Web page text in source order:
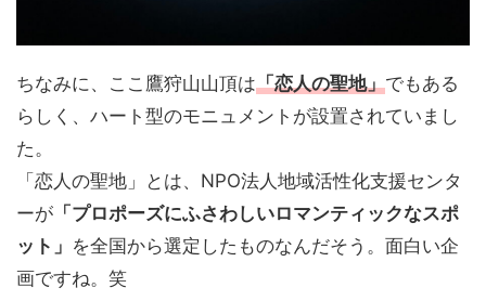
ちなみに、ここ鷹狩山山頂は「恋人の聖地」でもある
らしく、ハート型のモニュメントが設置されていまし
た。
「恋人の聖地」とは、NPO法人地域活性化支援センタ
ーが 「プロポーズにふさわしいロマンティックなスポ
ット」 を全国から選定したものなんだそう。面白い企
画ですね。笑